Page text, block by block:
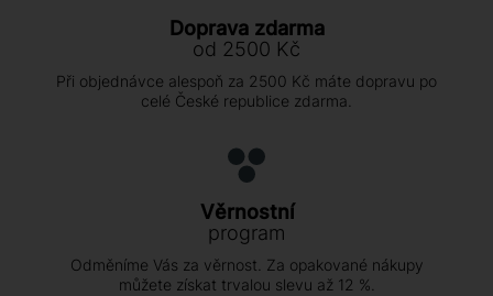
Doprava zdarma
od 2500 Kč
Při objednávce alespoň za 2500 Kč máte dopravu po
celé České republice zdarma.
Věrnostní
program
Odměníme Vás za věrnost. Za opakované nákupy
můžete získat trvalou slevu až 12 %.